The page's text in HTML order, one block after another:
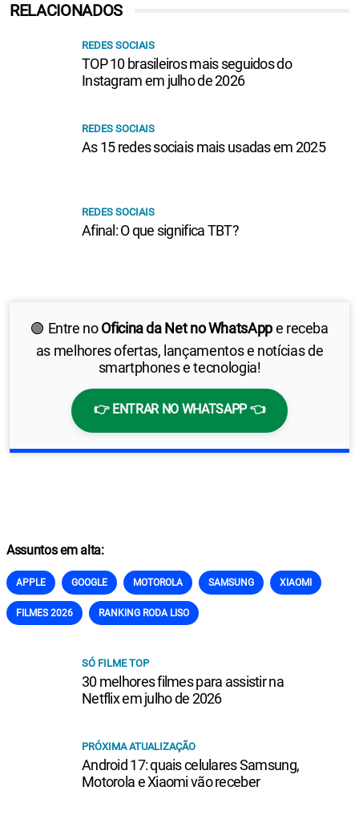
🟢 Entre noOficina da Net no WhatsAppe receba
as melhores ofertas, lançamentos e notícias de
smartphones e tecnologia!
👉 ENTRAR NO WHATSAPP 👈
RELACIONADOS
REDES SOCIAIS
TOP 10 brasileiros mais seguidos do
Instagram em julho de 2026
REDES SOCIAIS
As 15 redes sociais mais usadas em 2025
REDES SOCIAIS
Afinal: O que significa TBT?
Assuntos em alta:
APPLE GOOGLE MOTOROLA SAMSUNG XIAOMI
FILMES 2026 RANKING RODA LISO
SÓ FILME TOP
30 melhores filmes para assistir na
Netflix em julho de 2026
PRÓXIMA ATUALIZAÇÃO
Android 17: quais celulares Samsung,
Motorola e Xiaomi vão receber